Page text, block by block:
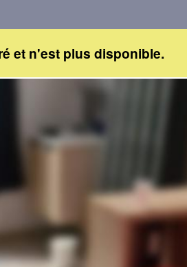
et n'est plus disponible.